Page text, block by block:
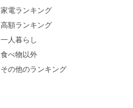
家電ランキング
高額ランキング
一人暮らし
食べ物以外
その他のランキング